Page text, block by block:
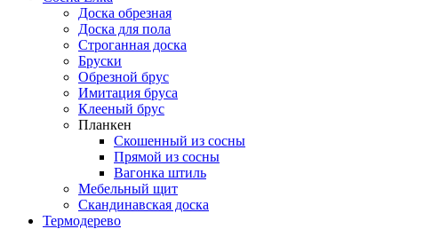
Доска обрезная
Доска для пола
Строганная доска
Бруски
Обрезной брус
Имитация бруса
Клееный брус
Планкен
Скошенный из сосны
Прямой из сосны
Вагонка штиль
Мебельный щит
Скандинавская доска
Термодерево